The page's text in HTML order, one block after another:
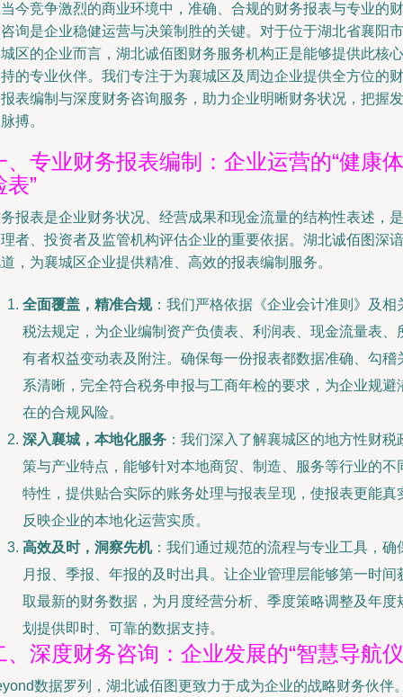
今竞争激烈的商业环境中，准确、合规的财务报表与专业的财
询是企业稳健运营与决策制胜的关键。对于位于湖北省襄阳市
区的企业而言，湖北诚佰图财务服务机构正是能够提供此核心
的专业伙伴。我们专注于为襄城区及周边企业提供全方位的财
表编制与深度财务咨询服务，助力企业明晰财务状况，把握发
搏。
、专业财务报表编制：企业运营的“健康体
表”
报表是企业财务状况、经营成果和现金流量的结构性表述，是
者、投资者及监管机构评估企业的重要依据。湖北诚佰图深谙
，为襄城区企业提供精准、高效的报表编制服务。
全面覆盖，精准合规：我们严格依据《企业会计准则》及相
税法规定，为企业编制资产负债表、利润表、现金流量表、
有者权益变动表及附注。确保每一份报表都数据准确、勾稽
系清晰，完全符合税务申报与工商年检的要求，为企业规避
在的合规风险。
深入襄城，本地化服务 ：我们深入了解襄城区的地方性财税
策与产业特点，能够针对本地商贸、制造、服务等行业的不
特性，提供贴合实际的账务处理与报表呈现，使报表更能真
反映企业的本地化运营实质。
高效及时，洞察先机：我们通过规范的流程与专业工具，确
月报、季报、年报的及时出具。让企业管理层能够第一时间
取最新的财务数据，为月度经营分析、季度策略调整及年度
划提供即时、可靠的数据支持。
、深度财务咨询：企业发展的“智慧导航
数据罗列，湖北诚佰图更致力于成为企业的战略财务伙伴